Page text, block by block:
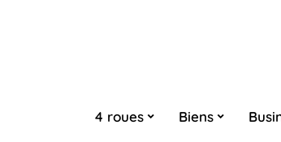
4 roues Biens